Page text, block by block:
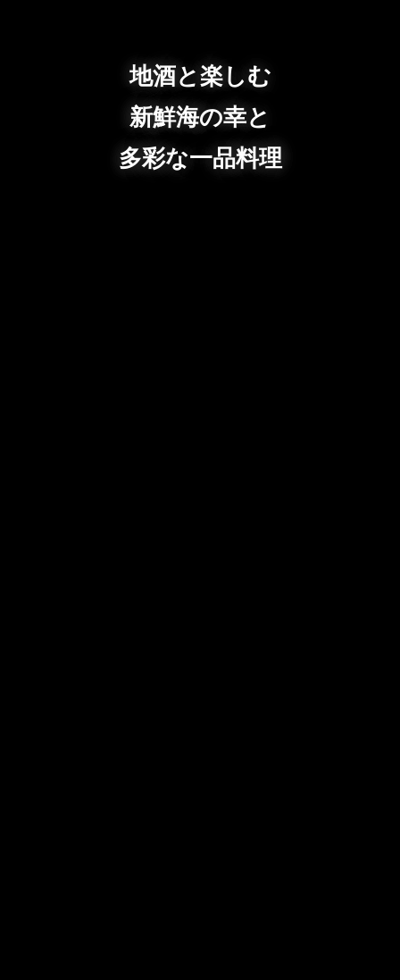
地酒と楽しむ
新鮮海の幸と
多彩な一品料理